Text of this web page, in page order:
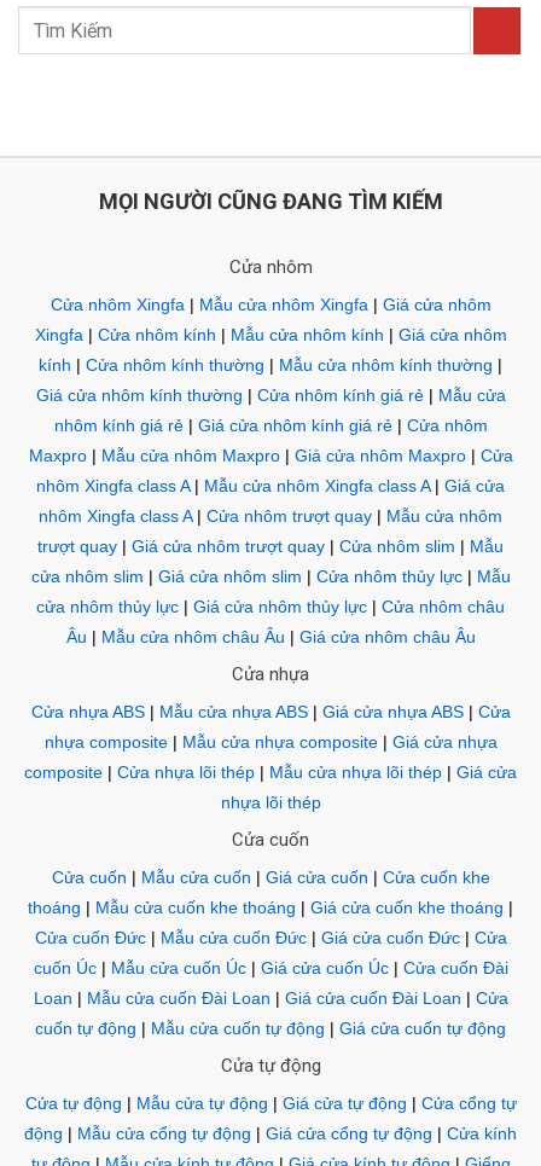
MỌI NGƯỜI CŨNG ĐANG TÌM KIẾM
Cửa nhôm
Cửa nhôm Xingfa| Mẫu cửa nhôm Xingfa| Giá cửa nhôm
Xingfa| Cửa nhôm kính | Mẫu cửa nhôm kính | Giá cửa nhôm
kính | Cửa nhôm kính thường | Mẫu cửa nhôm kính thường |
Giá cửa nhôm kính thường | Cửa nhôm kính giá rẻ| Mẫu cửa
nhôm kính giá rẻ| Giá cửa nhôm kính giá rẻ| Cửa nhôm
Maxpro| Mẫu cửa nhôm Maxpro| Giá cửa nhôm Maxpro| Cửa
nhôm Xingfa class A| Mẫu cửa nhôm Xingfa class A| Giá cửa
nhôm Xingfa class A| Cửa nhôm trượt quay | Mẫu cửa nhôm
trượt quay | Giá cửa nhôm trượt quay | Cửa nhôm slim | Mẫu
cửa nhôm slim | Giá cửa nhôm slim | Cửa nhôm thủy lực| Mẫu
cửa nhôm thủy lực | Giá cửa nhôm thủy lực | Cửa nhôm châu
Âu | Mẫu cửa nhôm châu Âu | Giá cửa nhôm châu Âu
Cửa nhựa
Cửa nhựa ABS| Mẫu cửa nhựa ABS| Giá cửa nhựa ABS| Cửa
nhựa composite| Mẫu cửa nhựa composite| Giá cửa nhựa
composite | Cửa nhựa lõi thép | Mẫu cửa nhựa lõi thép | Giá cửa
nhựa lõi thép
Cửa cuốn
Cửa cuốn | Mẫu cửa cuốn | Giá cửa cuốn | Cửa cuốn khe
thoáng | Mẫu cửa cuốn khe thoáng | Giá cửa cuốn khe thoáng |
Cửa cuốn Đức| Mẫu cửa cuốn Đức| Giá cửa cuốn Đức| Cửa
cuốn Úc| Mẫu cửa cuốn Úc| Giá cửa cuốn Úc| Cửa cuốn Đài
Loan | Mẫu cửa cuốn Đài Loan | Giá cửa cuốn Đài Loan | Cửa
cuốn tự động | Mẫu cửa cuốn tự động | Giá cửa cuốn tự động
Cửa tự động
Cửa tự động | Mẫu cửa tự động | Giá cửa tự động | Cửa cổng tự
động | Mẫu cửa cổng tự động | Giá cửa cổng tự động | Cửa kính